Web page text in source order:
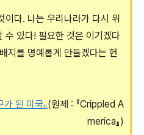
이다. 나는 우리나라가 다시 위
수 있다! 필요한 것은 이기겠다
배지를 명예롭게 만들겠다는 헌
가 된 미국』(원제 : 『Crippled A
merica』)